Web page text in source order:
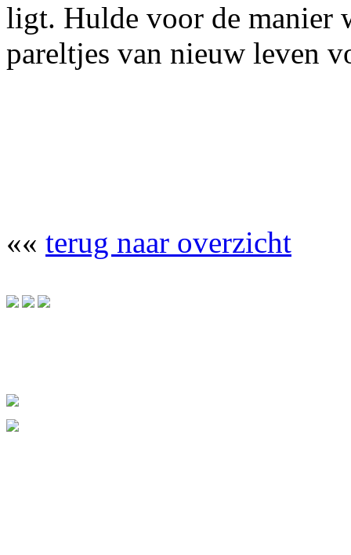
ligt. Hulde voor de manier
pareltjes van nieuw leven
«« terug naar overzicht